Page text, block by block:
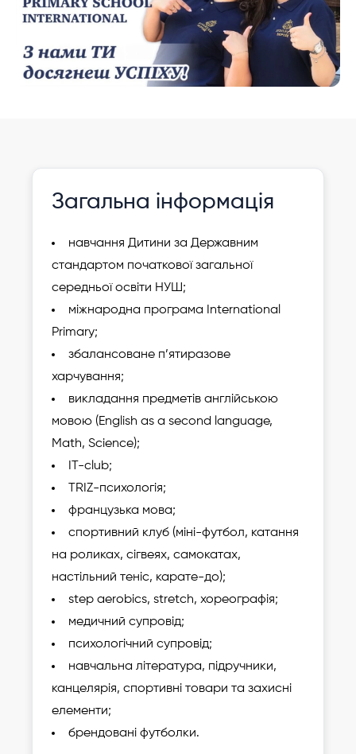
Зареєструвати
дитину
Загальна інформація
навчання Дитини за Державним
стандартом початкової загальної
середньої освіти НУШ;
міжнародна програма International
Primary;
збалансоване п’ятиразове
харчування;
викладання предметів англійською
мовою (English as a second language,
Math, Science);
IT-club;
TRIZ-психологія;
французька мова;
спортивний клуб (міні-футбол, катання
на роликах, сігвеях, самокатах,
настільний теніс, карате-до);
step aerobics, stretch, хореографія;
медичний супровід;
психологічний супровід;
навчальна література, підручники,
канцелярія, спортивні товари та захисні
елементи;
брендовані футболки.